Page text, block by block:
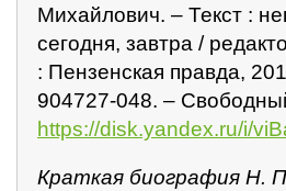
Михайлович. – Текст :
сегодня, завтра /
: Пензенская правда,
904727-048. –
https://disk.yandex.ru/i/
Краткая биография Н.